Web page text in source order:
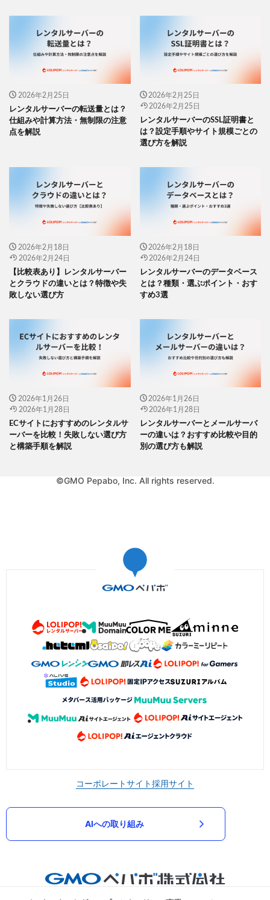
2026年2月25日
レンタルサーバーの転送量とは？
仕組みや計算方法・無制限の注意
点を解説
2026年2月25日
2026年2月25日
レンタルサーバーのSSL証明書と
は？設定手順やサイト規模ごとの
選び方を解説
2026年2月18日
2026年2月24日
【比較表あり】レンタルサーバー
とクラウドの違いとは？特徴や失
敗しない選び方
2026年2月18日
2026年2月24日
レンタルサーバーのデータベース
とは？種類・選ぶポイント・おす
すめ3選
2026年1月26日
2026年1月28日
ECサイトにおすすめのレンタルサ
ーバーを比較！失敗しない選び方
と構築手順を解説
2026年1月26日
2026年1月28日
レンタルサーバーとメールサーバ
ーの違いは？おすすめ比較や目的
別の選び方も解説
©GMO Pepabo, Inc. All rights reserved.
コーポレートサイト採用サイト
AIへの取り組み